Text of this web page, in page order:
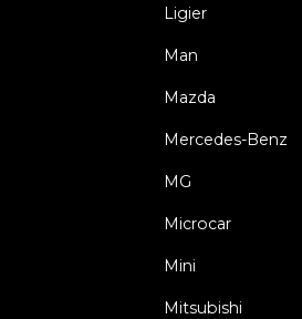
Ligier
Man
Mazda
Mercedes-Benz
MG
Microcar
Mini
Mitsubishi